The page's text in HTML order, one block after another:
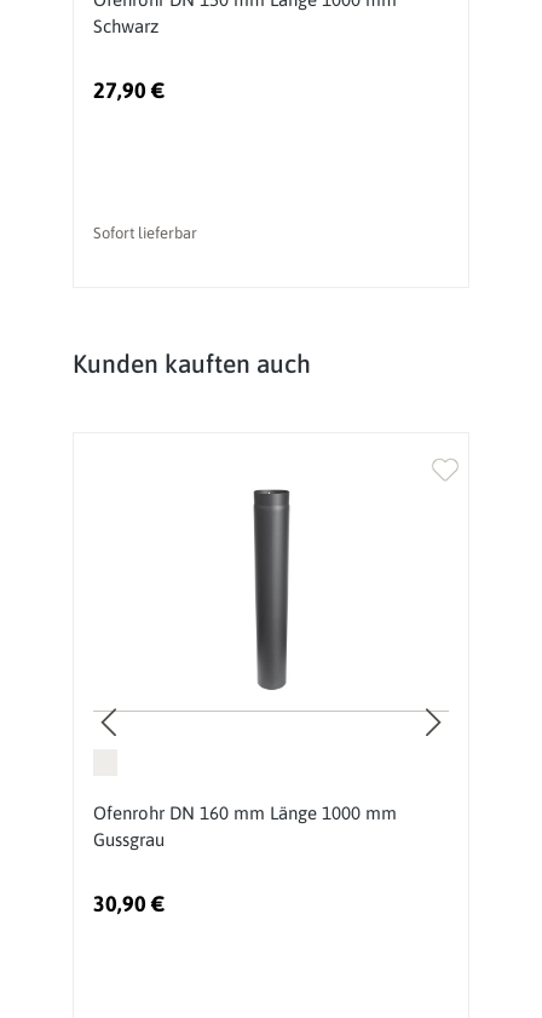
Schwarz
27,90 €
Sofort lieferbar
Produktgalerie überspringen
Kunden kauften auch
Ofenrohr DN 160 mm Länge 1000 mm
Gussgrau
30,90 €